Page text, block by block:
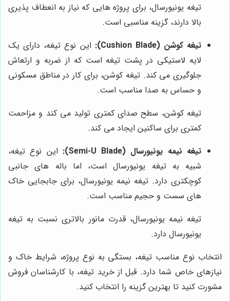
تیغه یونیورسال، برای پروژه هایی که نیاز به انعطاف پذیری
بالا دارند، گزینه مناسبی است.
تیغه کوشن (Cushion Blade):
این نوع تیغه، دارای یک
لایه لاستیکی در پشت تیغه است که از ضربه و ارتعاش
جلوگیری می کند. تیغه کوشن، برای کار در مناطق مسکونی
و حساس به صدا مناسب است.
تیغه کوشن، سطح صدای کمتری تولید می کند و مزاحمت
کمتری برای ساکنین ایجاد می کند.
تیغه نیمه یونیورسال (Semi-U Blade):
این نوع تیغه،
شبیه به تیغه یونیورسال است، اما باله های جانبی
کوچکتری دارد. تیغه نیمه یونیورسال، برای جابجایی خاک
های سست و حجیم مناسب است.
تیغه نیمه یونیورسال، قدرت مانور بالاتری نسبت به تیغه
یونیورسال دارد.
انتخاب نوع مناسب تیغه، بستگی به نوع پروژه، شرایط خاک و
نیازهای خاص شما دارد. قبل از خرید تیغه، با کارشناسان فروش
مشورت کنید تا بهترین گزینه را انتخاب کنید.